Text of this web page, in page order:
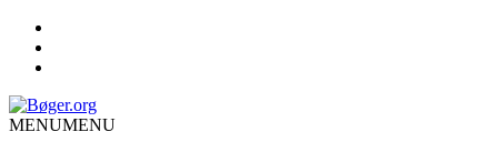
MENUMENU